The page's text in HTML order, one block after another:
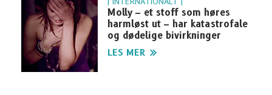
Molly – et stoff som høres
harmløst ut – har katastrofale
og dødelige bivirkninger
LES MER